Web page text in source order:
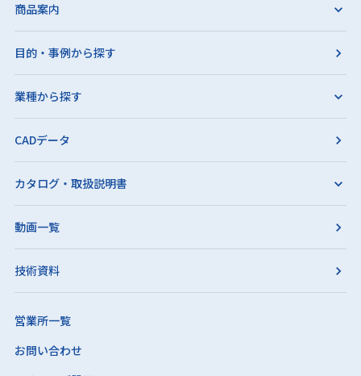
商品案内
目的・事例から探す
業種から探す
CADデータ
カタログ・取扱説明書
動画一覧
技術資料
営業所一覧
お問い合わせ